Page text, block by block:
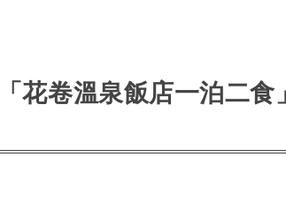
花卷溫泉飯店一泊二食」